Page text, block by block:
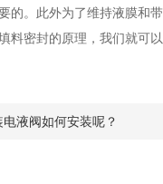
的。此外为了维持液膜和
密封的原理，我们就可以
液阀如何安装呢？